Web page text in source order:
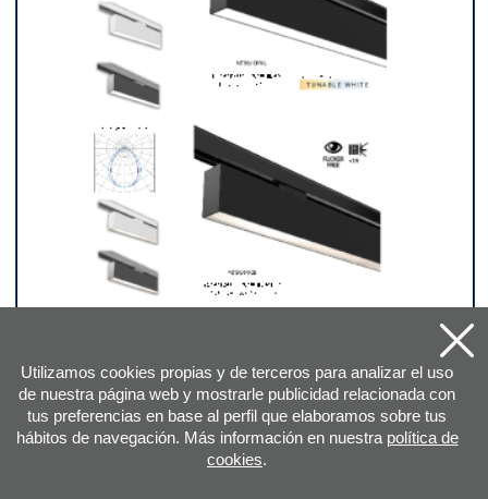
AMPLIAR HOJA DEL CATÁLOGO
Utilizamos cookies propias y de terceros para analizar el uso
de nuestra página web y mostrarle publicidad relacionada con
tus preferencias en base al perfil que elaboramos sobre tus
hábitos de navegación. Más información en nuestra política de
cookies.